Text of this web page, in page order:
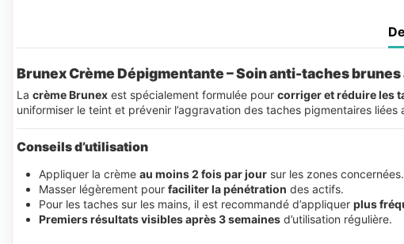
Brunex Crème Dépigmentante – Soin anti-taches
La crème Brunex est spécialement formulée pour corriger et réduire les
uniformiser le teint et prévenir l’aggravation des taches pigmentaires liées
Conseils d’utilisation
Appliquer la crème au moins 2 fois par jour sur les zones concernées.
Masser légèrement pour faciliter la pénétration des actifs.
Pour les taches sur les mains, il est recommandé d’appliquer plus
Premiers résultats visibles après 3 semaines d’utilisation régulière.